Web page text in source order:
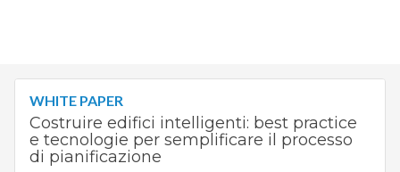
WHITE PAPER
Costruire edifici intelligenti: best practice
e tecnologie per semplificare il processo
di pianificazione